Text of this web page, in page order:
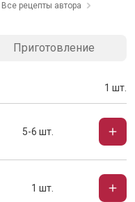
Все рецепты автора
Приготовление
1 шт.
5-6 шт.
1 шт.